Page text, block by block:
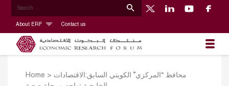
About ERF Contact us
Home > محافظ “المركزي” الكويتي السابق:الاقتصادات